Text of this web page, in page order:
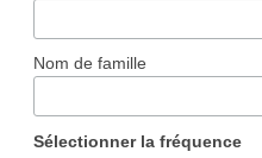
Nom de famille
Sélectionner la fréquence